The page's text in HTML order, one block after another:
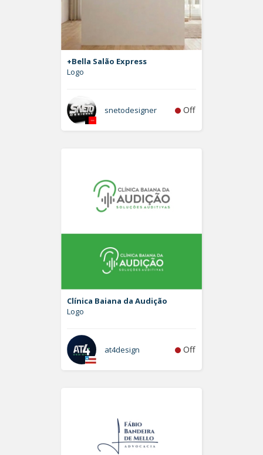
+Bella Salão Express
Logo
snetodesigner Off
Clínica Baiana da Audição
Logo
at4design Off